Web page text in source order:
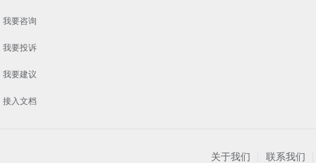
我要咨询
我要投诉
我要建议
接入文档
关于我们 联系我们